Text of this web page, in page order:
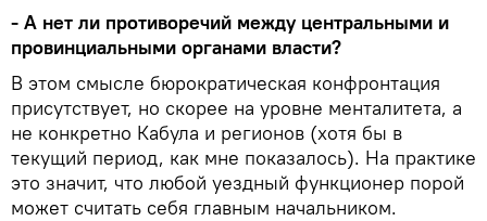
- А нет ли противоречий между центральными и
провинциальными органами власти?
В этом смысле бюрократическая конфронтация
присутствует, но скорее на уровне менталитета, а
не конкретно Кабула и регионов (хотя бы в
текущий период, как мне показалось). На практике
это значит, что любой уездный функционер порой
может считать себя главным начальником.